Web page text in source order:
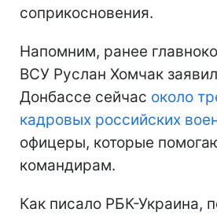
соприкосновения.
Напомним, ранее
ВСУ Руслан Хомчак
Донбассе сейчас около
кадровых российских
офицеры, которые
командирам.
Как писало РБК-Украина,